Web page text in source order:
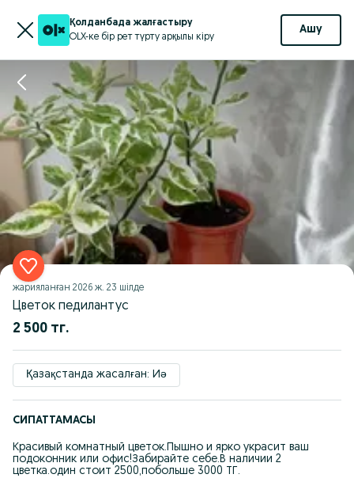
Қолданбада жалғастыру
OLX-ке бір рет түрту арқылы кіру
Ашу
жарияланған 2026 ж. 23 шілде
Цветок педилантус
2 500 тг.
Қазақстанда жасалған: Иә
СИПАТТАМАСЫ
Красивый комнатный цветок.Пышно и ярко украсит ваш
подоконник или офис!Забирайте себе.В наличии 2
цветка.один стоит 2500,побольше 3000 ТГ.